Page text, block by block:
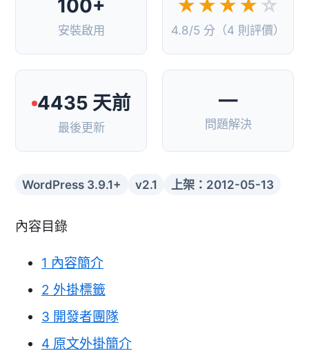
100+
安裝啟用
★★★★ ☆
4.8/5 分（4 則評價）
4435 天前
最後更新
—
問題解決
WordPress 3.9.1+ v2.1 上架：2012-05-13
內容目錄
1 內容簡介
2 外掛標籤
3 開發者團隊
4 原文外掛簡介